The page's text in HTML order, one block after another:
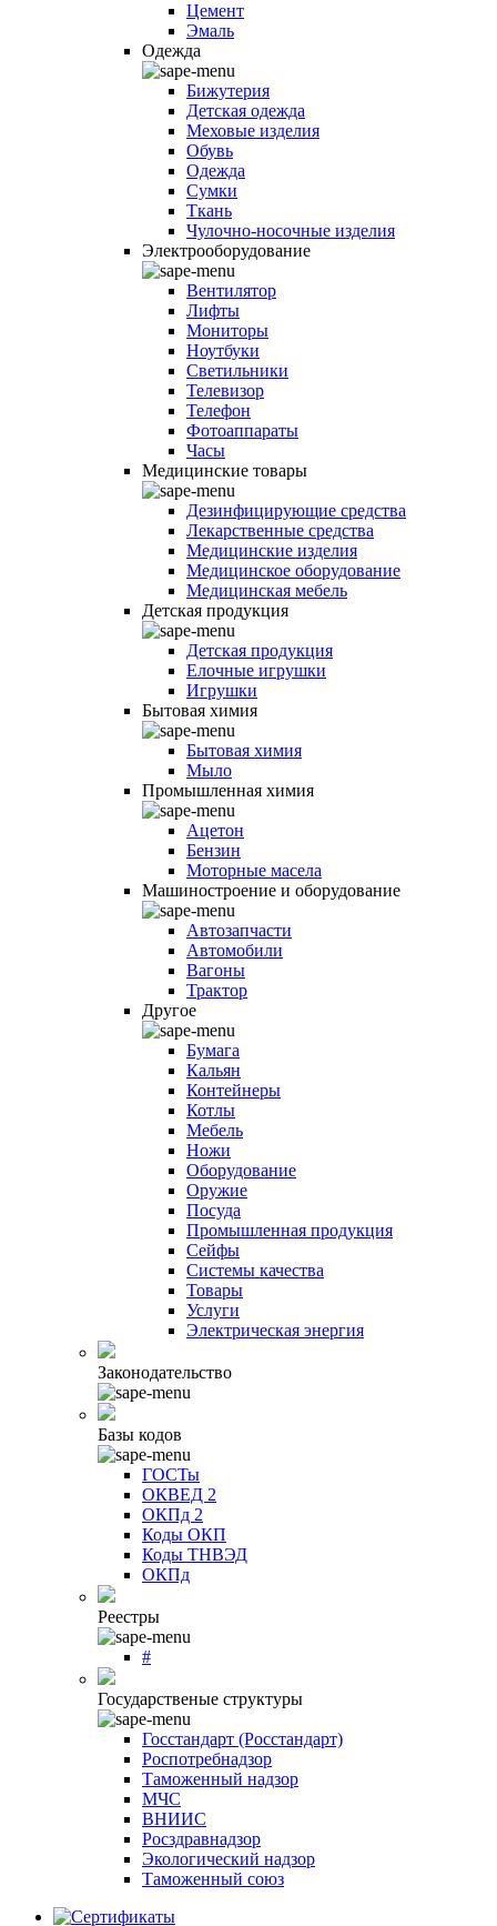
Цемент
Эмаль
Одежда
Бижутерия
Детская одежда
Меховые изделия
Обувь
Одежда
Сумки
Ткань
Чулочно-носочные изделия
Электрооборудование
Вентилятор
Лифты
Мониторы
Ноутбуки
Светильники
Телевизор
Телефон
Фотоаппараты
Часы
Медицинские товары
Дезинфицирующие средства
Лекарственные средства
Медицинские изделия
Медицинское оборудование
Медицинская мебель
Детская продукция
Детская продукция
Елочные игрушки
Игрушки
Бытовая химия
Бытовая химия
Мыло
Промышленная химия
Ацетон
Бензин
Моторные масела
Машиностроение и оборудование
Автозапчасти
Автомобили
Вагоны
Трактор
Другое
Бумага
Кальян
Контейнеры
Котлы
Мебель
Ножи
Оборудование
Оружие
Посуда
Промышленная продукция
Сейфы
Системы качества
Товары
Услуги
Электрическая энергия
Законодательство
Базы кодов
ГОСТы
ОКВЕД 2
ОКПд 2
Коды ОКП
Коды ТНВЭД
ОКПд
Реестры
#
Государственые структуры
Госстандарт (Росстандарт)
Роспотребнадзор
Таможенный надзор
МЧС
ВНИИС
Росздравнадзор
Экологический надзор
Таможенный союз